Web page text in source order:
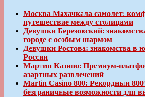
Москва Махачкала самолет:
путешествие между столицами
Девушки Березовский:
городе с особым шармом
Девушки Ростова: знакомства в
России
Мартин Казино: Премиум-
азартных развлечений
Martin Casino 800: Рекордный
безграничные возможности для